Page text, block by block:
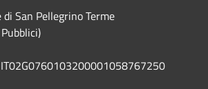
San Pellegrino Terme